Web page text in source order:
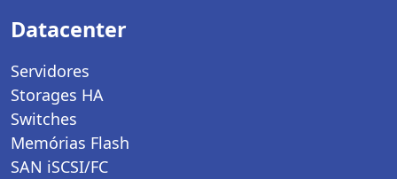
Datacenter
Servidores
Storages HA
Switches
Memórias Flash
SAN iSCSI/FC